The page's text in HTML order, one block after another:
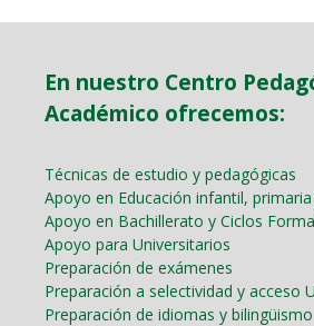
En nuestro Centro
Académico ofrecemos:
Técnicas de estudio y pedagógicas
Apoyo en Educación infantil, primaria
Apoyo en Bachillerato y Ciclos
Apoyo para Universitarios
Preparación de exámenes
Preparación a selectividad y acceso
Preparación de idiomas y bilingüismo